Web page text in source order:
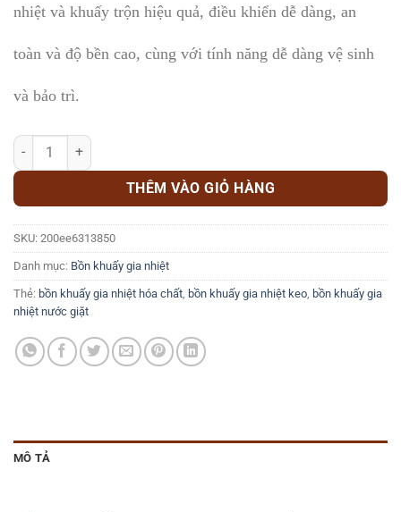
nhiệt và khuấy trộn hiệu quả, điều khiển dễ dàng, an
toàn và độ bền cao, cùng với tính năng dễ dàng vệ sinh
và bảo trì.
Bồn khuấy gia nhiệt mỹ phẩm 50 lit số lượng
THÊM VÀO GIỎ HÀNG
SKU: 200ee6313850
Danh mục: Bồn khuấy gia nhiệt
Thẻ: bồn khuấy gia nhiệt hóa chất, bồn khuấy gia nhiệt keo, bồn khuấy gia
nhiệt nước giặt
MÔ TẢ